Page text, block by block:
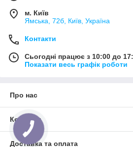
м. Київ
Ямська, 72б, Київ, Україна
Контакти
Сьогодні працює з 10:00 до
Показати весь графік роботи
Про нас
Контакти
Доставка та оплата